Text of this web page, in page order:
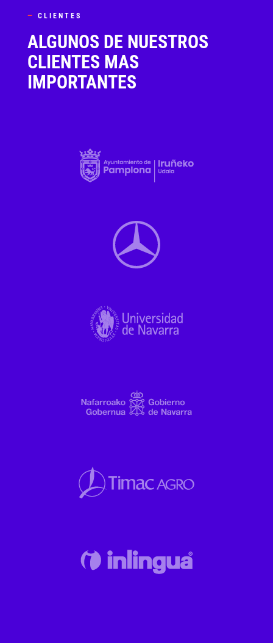
— CLIENTES
ALGUNOS DE NUESTROS
CLIENTES MAS
IMPORTANTES